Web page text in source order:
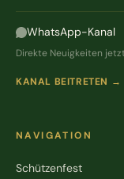
WhatsApp-Kanal
Direkte Neuigkeiten
KANAL BEITRETEN →
NAVIGATION
Schützenfest